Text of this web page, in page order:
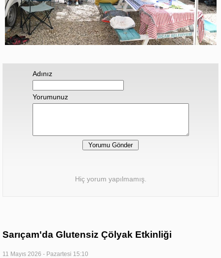
Adınız
Yorumunuz
Hiç yorum yapılmamış.
Sarıçam'da Glutensiz Çölyak Etkinliği
11 Mayıs 2026 - Pazartesi 15:10